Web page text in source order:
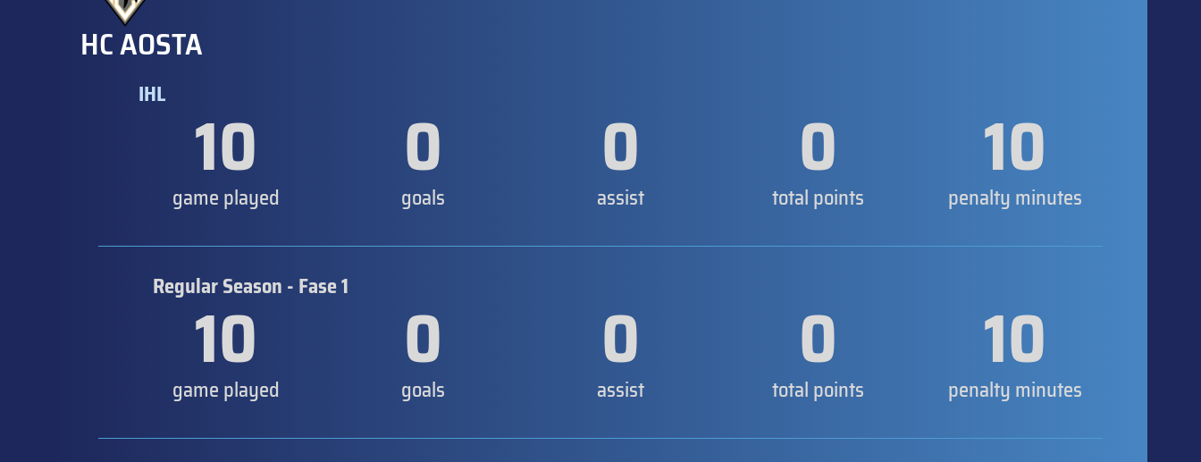
HC AOSTA
IHL 10
game played 0
goals 0
assist 0
total points 10
penalty minutes
Regular Season - Fase 1
10
game played 0
goals 0
assist 0
total points 10
penalty minutes